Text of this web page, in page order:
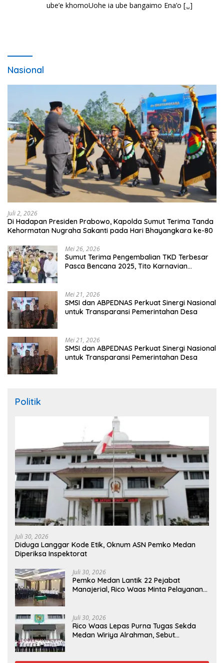
ube’e khomoUohe ia ube bangaimo Ena’o [...]
Nasional
Juli 2, 2026
Di Hadapan Presiden Prabowo, Kapolda Sumut Terima Tanda
Kehormatan Nugraha Sakanti pada Hari Bhayangkara ke-80
Mei 26, 2026
Sumut Terima Pengembalian TKD Terbesar
Pasca Bencana 2025, Tito Karnavian
Mei 21, 2026
SMSI dan ABPEDNAS Perkuat Sinergi Nasional
untuk Transparansi Pemerintahan Desa
Mei 21, 2026
SMSI dan ABPEDNAS Perkuat Sinergi Nasional
untuk Transparansi Pemerintahan Desa
Politik
Juli 30, 2026
Diduga Langgar Kode Etik, Oknum ASN Pemko Medan
Diperiksa Inspektorat
Juli 30, 2026
Pemko Medan Lantik 22 Pejabat
Manajerial, Rico Waas Minta Pelayanan
Juli 30, 2026
Rico Waas Lepas Purna Tugas Sekda
Medan Wiriya Alrahman, Sebut